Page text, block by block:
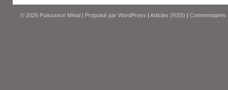
© 2026 Puissance Métal | Propulsé par WordPress | Articles (RSS) | Commentaires